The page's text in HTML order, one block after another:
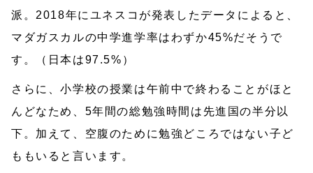
派。2018年にユネスコが発表したデータによると、
マダガスカルの中学進学率はわずか45%だそうで
す。（日本は97.5%）
さらに、小学校の授業は午前中で終わることがほと
んどなため、5年間の総勉強時間は先進国の半分以
下。加えて、空腹のために勉強どころではない子ど
ももいると言います。